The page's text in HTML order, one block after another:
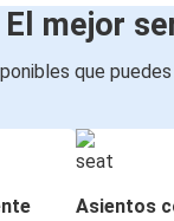
El mejor
que
Asientos